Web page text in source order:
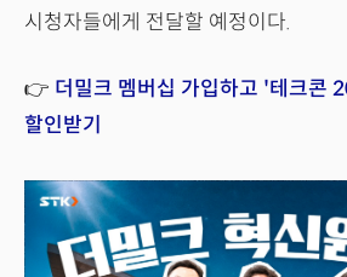
시청자들에게 전달할 예정이다.
👉 더밀크 멤버십 가입하고 '테크콘
할인받기